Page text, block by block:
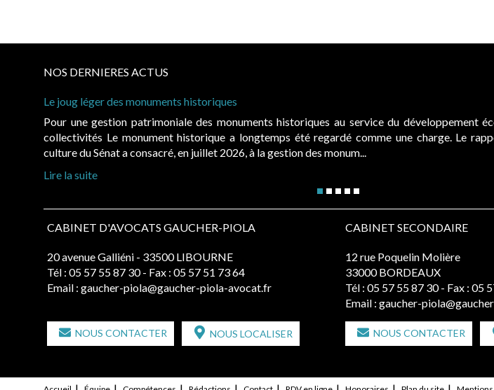
NOS DERNIERES ACTUS
Le joug léger des monuments historiques
Pour une gestion patrimoniale des monuments historiques au service du développement
collectivités Le monument historique a longtemps été regardé comme une charge. Le
culture du Sénat a consacré, en juillet 2026, à la gestion des monum...
Lire la suite
CABINET D'AVOCATS GAUCHER-PIOLA
20 avenue Galliéni - 33500 LIBOURNE
Tél : 05 57 55 87 30 - Fax : 05 57 51 73 64
Email : gaucher-piola@gaucher-piola-avocat.fr
NOUS CONTACTER NOUS LOCALISER
CABINET SECONDAIRE
12 rue Poquelin Molière
33000 BORDEAUX
Tél : 05 57 55 87 30 - Fax : 05
Email : gaucher-
NOUS CONTACTER